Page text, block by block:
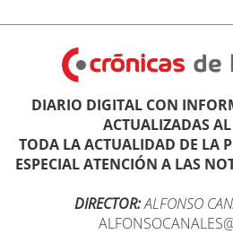
DIARIO DIGITAL CON
ACTUALIZADAS
TODA LA ACTUALIDAD DE LA
ESPECIAL ATENCIÓN A LAS
DIRECTOR:ALFONSO